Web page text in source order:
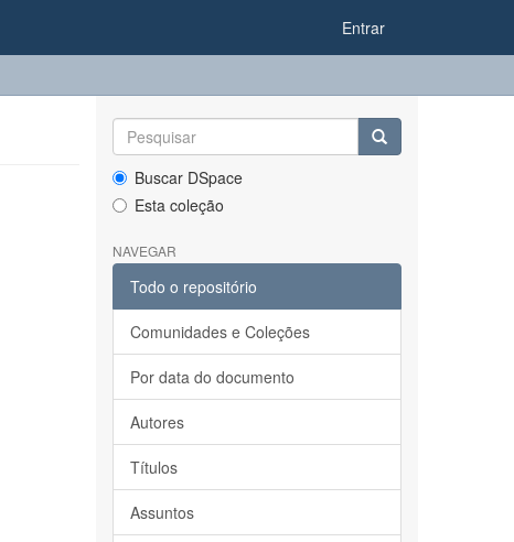
Entrar
Buscar DSpace
Esta coleção
NAVEGAR
Todo o repositório
Comunidades e Coleções
Por data do documento
Autores
Títulos
Assuntos